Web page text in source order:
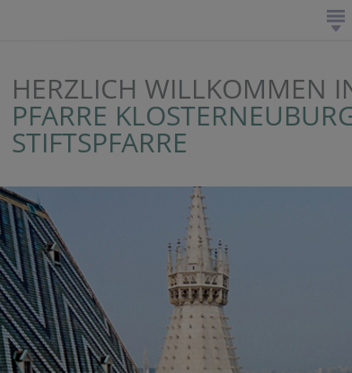
HERZLICH WILLKOMMEN
PFARRE
STIFTSPFARRE